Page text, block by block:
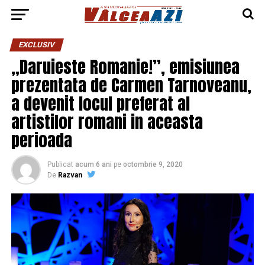
EXCLUSIV
„Daruieste Romanie!”, emisiunea
prezentata de Carmen Tarnoveanu,
a devenit locul preferat al
artistilor romani in aceasta
perioada
Publicat acum 6 ani pe octombrie 9, 2020
De Razvan